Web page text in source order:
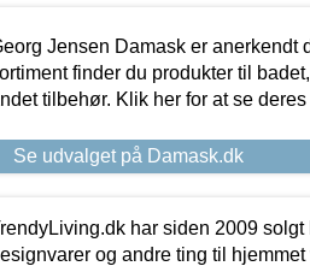
Jensen Damask er anerkendt
finder du produkter til
tilbehør. Klik her for at se
Se udvalget på Damask.dk
har siden 2009
og andre ting til